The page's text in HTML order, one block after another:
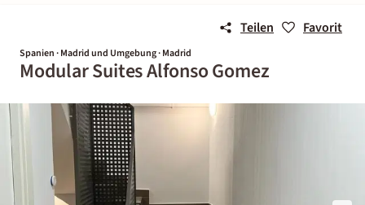
Teilen Favorit
Spanien · Madrid und Umgebung · Madrid
Modular Suites Alfonso Gomez